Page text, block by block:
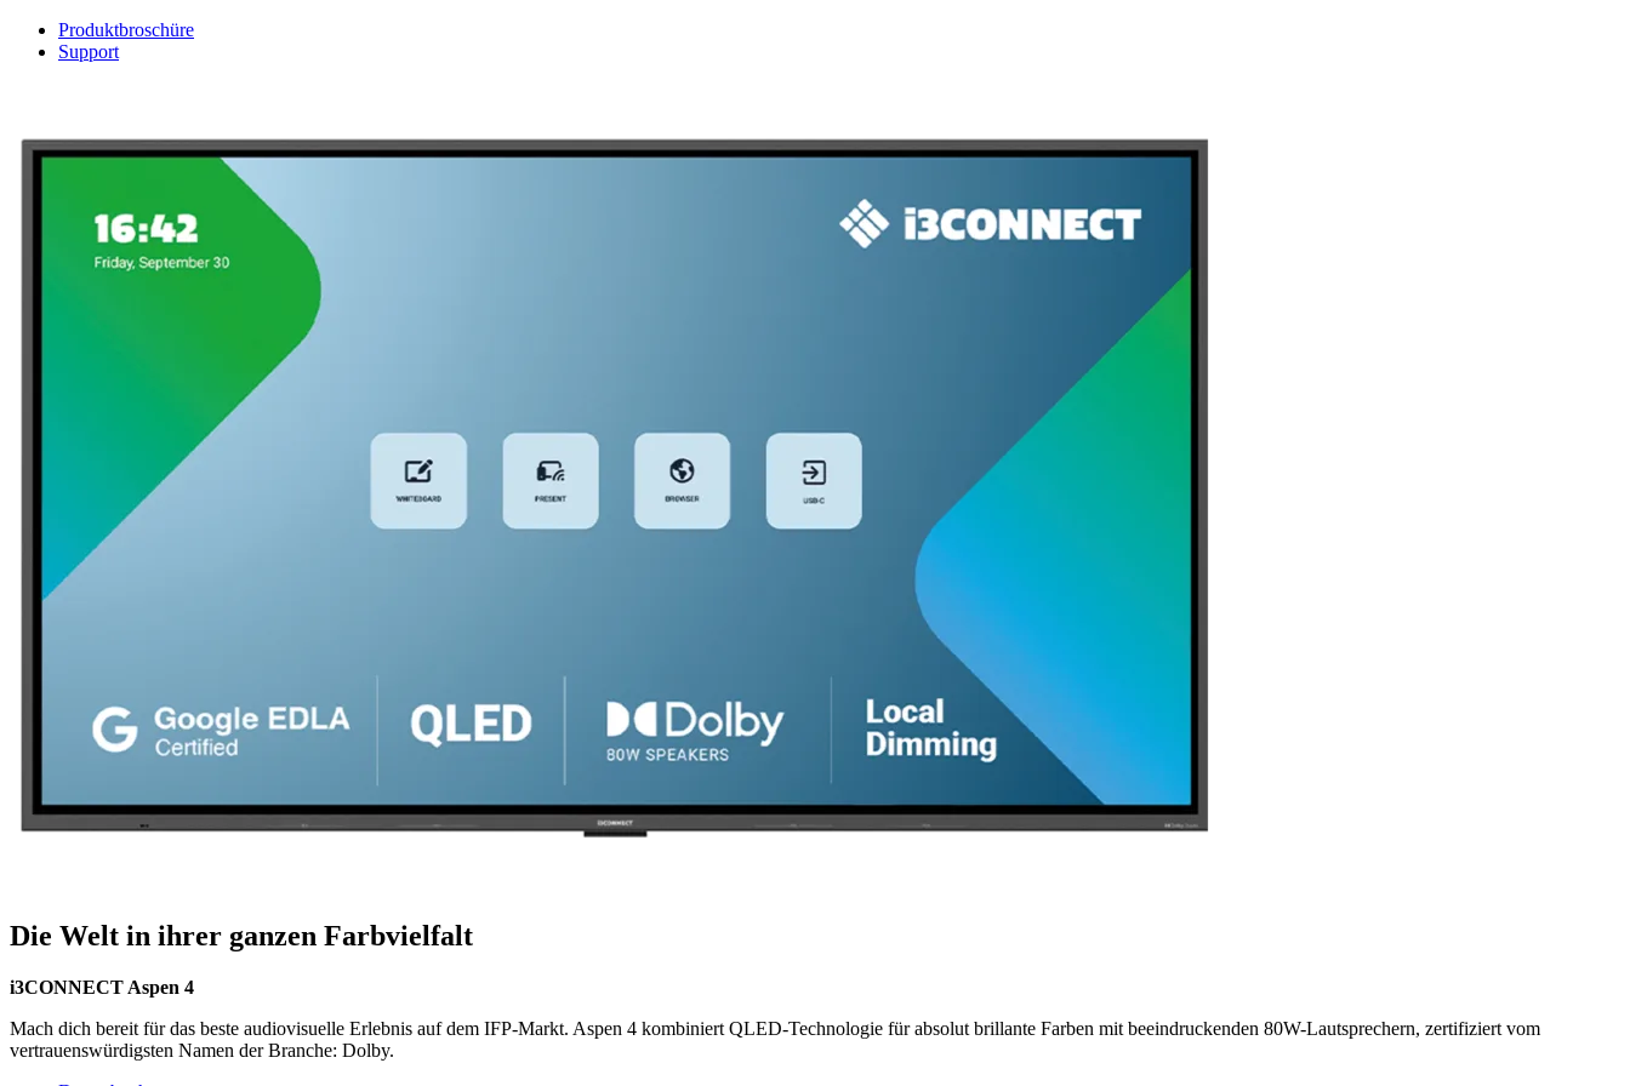
Produktbroschüre
Support
Die Welt in ihrer ganzen Farbvielfalt
i3CONNECT Aspen 4
Mach dich bereit für das beste audiovisuelle Erlebnis auf dem IFP-Markt. Aspen 4 kombiniert QLED-Technologie für absolut brillante Farben mit beeindruckenden 80W-Lautsprechern, zertifiziert vom
vertrauenswürdigsten Namen der Branche: Dolby.